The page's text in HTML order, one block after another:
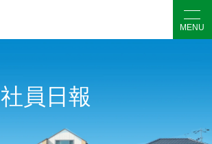
社員日報